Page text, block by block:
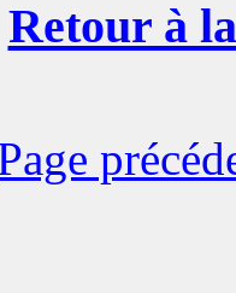
Retour à